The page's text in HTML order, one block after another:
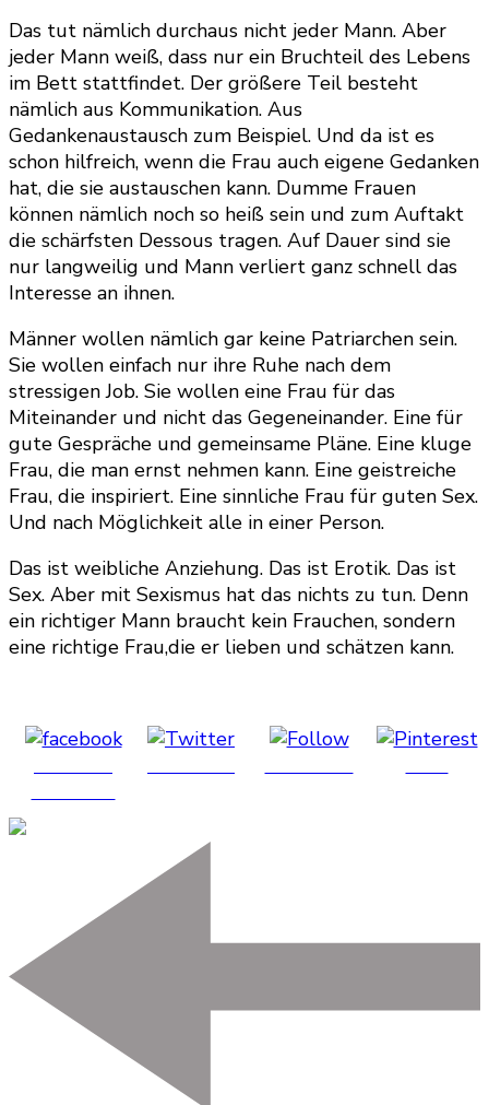
Das tut nämlich durchaus nicht jeder Mann. Aber
jeder Mann weiß, dass nur ein Bruchteil des Lebens
im Bett stattfindet. Der größere Teil besteht
nämlich aus Kommunikation. Aus
Gedankenaustausch zum Beispiel. Und da ist es
schon hilfreich, wenn die Frau auch eigene Gedanken
hat, die sie austauschen kann. Dumme Frauen
können nämlich noch so heiß sein und zum Auftakt
die schärfsten Dessous tragen. Auf Dauer sind sie
nur langweilig und Mann verliert ganz schnell das
Interesse an ihnen.
Männer wollen nämlich gar keine Patriarchen sein.
Sie wollen einfach nur ihre Ruhe nach dem
stressigen Job. Sie wollen eine Frau für das
Miteinander und nicht das Gegeneinander. Eine für
gute Gespräche und gemeinsame Pläne. Eine kluge
Frau, die man ernst nehmen kann. Eine geistreiche
Frau, die inspiriert. Eine sinnliche Frau für guten Sex.
Und nach Möglichkeit alle in einer Person.
Das ist weibliche Anziehung. Das ist Erotik. Das ist
Sex. Aber mit Sexismus hat das nichts zu tun. Denn
ein richtiger Mann braucht kein Frauchen, sondern
eine richtige Frau,die er lieben und schätzen kann.